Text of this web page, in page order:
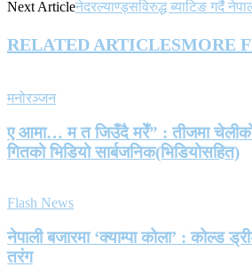
Next Articleनेदरल्याण्ड्सविरुद्ध ब्याटिङ गर्दै
RELATED ARTICLESMORE
मनोरञ्जन
ए आमा… म त जिउँदै मरेँ” : तीजमा
गितको भिडियो सार्बजनिक(भिडियोसहित)
Flash News
नेपाली बजारमा ‘क्याम्पा कोला’ : कोल्ड
तरंग